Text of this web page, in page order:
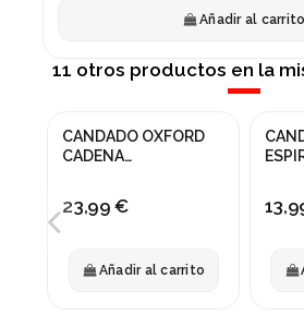
Añadir al carrito
11 otros productos en la
CANDADO OXFORD
CADENA
23,99 €
Añadir al carrito